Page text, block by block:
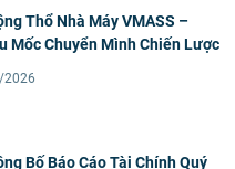
Thổ Nhà Máy VMASS –
Mốc Chuyển Mình Chiến Lược
Bố Báo Cáo Tài Chính Quý